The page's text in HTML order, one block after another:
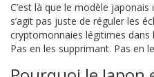
C’est là que le modèle
s’agit pas juste de réguler les
cryptomonnaies légitimes
Pas en les supprimant. Pas en